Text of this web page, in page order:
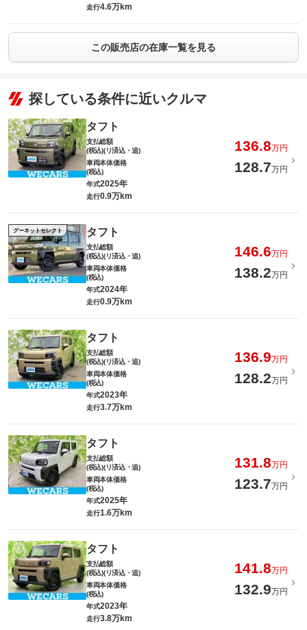
走行4.6万km
この販売店の在庫一覧を見る
探している条件に近いクルマ
タフト
支払総額
(税込)(リ済込・追)
136.8万円
車両本体価格
(税込)
128.7万円
年式2025年
走行0.9万km
グーネットセレクト タフト
支払総額
(税込)(リ済込・追)
146.6万円
車両本体価格
(税込)
138.2万円
年式2024年
走行0.9万km
タフト
支払総額
(税込)(リ済込・追)
136.9万円
車両本体価格
(税込)
128.2万円
年式2023年
走行3.7万km
タフト
支払総額
(税込)(リ済込・追)
131.8万円
車両本体価格
(税込)
123.7万円
年式2025年
走行1.6万km
タフト
支払総額
(税込)(リ済込・追)
141.8万円
車両本体価格
(税込)
132.9万円
年式2023年
走行3.8万km